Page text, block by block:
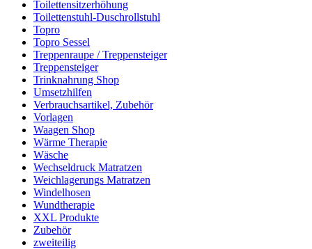
Toilettensitzerhöhung
Toilettenstuhl-Duschrollstuhl
Topro
Topro Sessel
Treppenraupe / Treppensteiger
Treppensteiger
Trinknahrung Shop
Umsetzhilfen
Verbrauchsartikel, Zubehör
Vorlagen
Waagen Shop
Wärme Therapie
Wäsche
Wechseldruck Matratzen
Weichlagerungs Matratzen
Windelhosen
Wundtherapie
XXL Produkte
Zubehör
zweiteilig